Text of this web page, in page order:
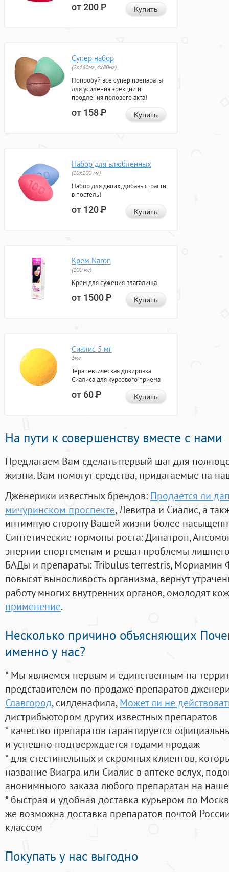
от 200Р Купить
Супер набор
(2х160мг, 4х80мг)
Попробуй все супер препараты
для усиления эрекции и
продления полового акта!
от 158Р Купить
Набор для влюбленных
(10х100 мг)
Набор для двоих, добавь страсти
в постель!
от 120Р Купить
Крем Naron
(100 мг)
Крем для сужения влагалища
от 1500Р Купить
Сиалис 5 мг
5мг
Терапевтическая дозировка
Сиалиса для курсового приема
от 60Р Купить
На пути к совершенству вместе с нами
Предлагаем Вам сделать первый шаг для
жизни. Вам помогут средства, придагаемые на
Дженерики известных брендов: Продается ли
мичуринском проспекте, Левитра и Сиалис, а
интимную сторону Вашей жизни более
Синтетические гормоны роста: Динатроп,
энергии спортсменам и решат проблемы
БАДы и препараты:Tribulus terrestris, Мориамин
повысят выносливость организма, вернут
работу многих внутренних органов, омолодят
применение.
Несколько причино объясняющих
именно у нас?
* Мы являемся первым и единственным на
представителем по продаже препаратов
Славгород, силденафила, Может ли не
дистрибьютором других известных препаратов
* качество препаратов гарантируется
и успешно подтверждается годами продаж
* для стестинельных и скромных клиентов,
название Виагра или Сиалис в аптеке вслух,
анонимныого заказа любого препаратан на
* быстрая и удобная доставка курьером по
же возможна доставка препаратов почтой
классом
Покупать у нас выгодно